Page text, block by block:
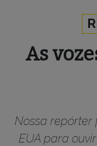
As
Nossa repórter
EUA para